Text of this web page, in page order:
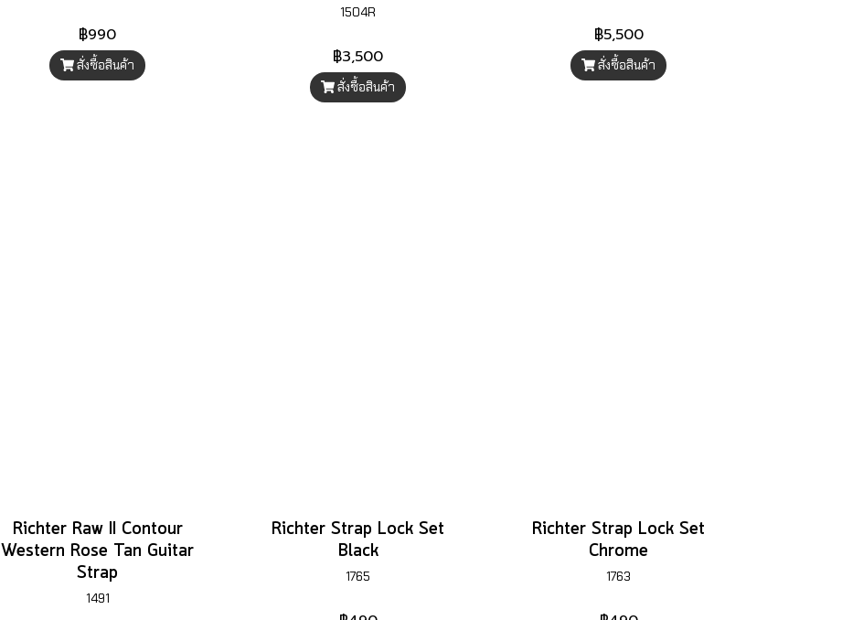
฿990
สั่งซื้อสินค้า
1504R
฿3,500
สั่งซื้อสินค้า
฿5,500
สั่งซื้อสินค้า
Richter Raw II Contour
Western Rose Tan Guitar
Strap
1491
Richter Strap Lock Set
Black
1765
Richter Strap Lock Set
Chrome
1763